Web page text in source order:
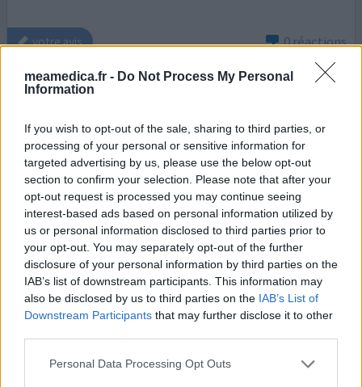
meamedica.fr - Do Not Process My Personal
Information
If you wish to opt-out of the sale, sharing to third parties, or
processing of your personal or sensitive information for
targeted advertising by us, please use the below opt-out
section to confirm your selection. Please note that after your
opt-out request is processed you may continue seeing
interest-based ads based on personal information utilized by
us or personal information disclosed to third parties prior to
your opt-out. You may separately opt-out of the further
disclosure of your personal information by third parties on the
IAB’s list of downstream participants. This information may
also be disclosed by us to third parties on the IAB’s List of
Downstream Participants that may further disclose it to other
Personal Data Processing Opt Outs
votre avis 0 réactions
01/03/2016 | Femme | 37
alprazolam (0,5mg)
Pas dans la liste
Efficacité
Quantité effets secondaires
J'ai 5 enfants, ça brasse, et je prend ce médicament
depuis plus ou moins 1 an en alternance, que .5 mg aux
besoins au coucher environ 2x par semaines des fois
moins lorsque j'ai atteint mes limites et que j'ai besoin
d'une bonne nuit de sommeil. J'ai un métabolisme rapide
et parfois de l'anxiété ou de la difficulté à dormir,
la suite